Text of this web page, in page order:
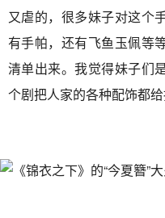
又虐的，很多妹子对这个
有手帕，还有飞鱼玉佩等
清单出来。我觉得妹子们
个剧把人家的各种配饰都给